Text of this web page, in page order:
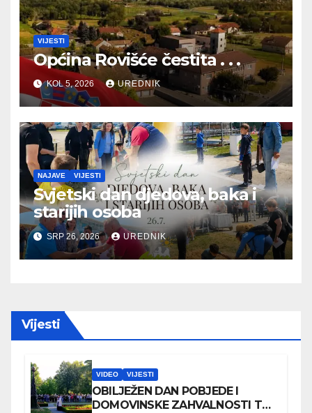
VIJESTI
Općina Rovišće čestita . . .
KOL 5, 2026 UREDNIK
NAJAVE VIJESTI
Svjetski dan djedova, baka i
starijih osoba
SRP 26, 2026 UREDNIK
Vijesti
VIDEO VIJESTI
OBILJEŽEN DAN POBJEDE I
DOMOVINSKE ZAHVALNOSTI TE